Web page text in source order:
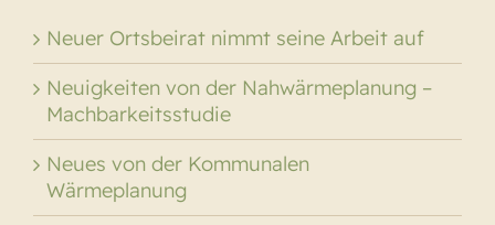
Neuer Ortsbeirat nimmt seine Arbeit auf
Neuigkeiten von der Nahwärmeplanung –
Machbarkeitsstudie
Neues von der Kommunalen
Wärmeplanung